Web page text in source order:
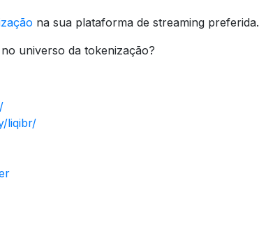
na sua plataforma de streaming preferida.
universo da tokenização?
liqibr/